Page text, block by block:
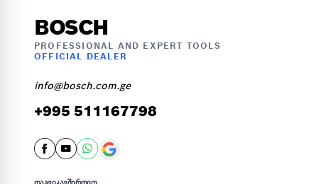
BOSCH
PROFESSIONAL AND EXPERT TOOLS
OFFICIAL DEALER
info@bosch.com.ge
+995 511167798